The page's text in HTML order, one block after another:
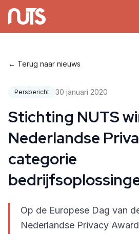
← Terug naar nieuws
Persbericht 30 januari 2020
Stichting NUTS
Nederlandse
categorie
Op de Europese Dag van
Nederlandse Privacy